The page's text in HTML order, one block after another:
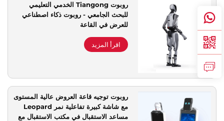
روبوت Tiangong الخدمي التعليمي
للبحث الجامعي - روبوت ذكاء اصطناعي
للعرض في القاعة
اقرأ المزيد
روبوت توجيه قاعة العروض عالية المستوى
مع شاشة كبيرة تفاعلية نمر Leopard
مساعد الاستقبال في مكتب الاستقبال مع